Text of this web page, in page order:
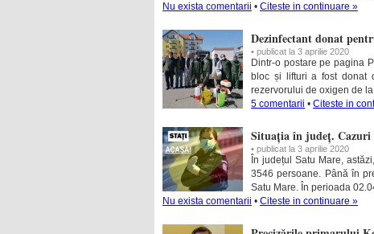
Nu exista comentarii • Citeste in continuare »
Dezinfectant donat
• publicat la 3 aprilie 2020
Dintr-o postare pe pagina
bloc și lifturi a fost donat
rezervorului de oxigen de
5 comentarii • Citeste in
Situația în județ.
• publicat la 3 aprilie 2020
În județul Satu Mare,
3546 persoane. Până în
Satu Mare. În perioada
Nu exista comentarii • Citeste in continuare »